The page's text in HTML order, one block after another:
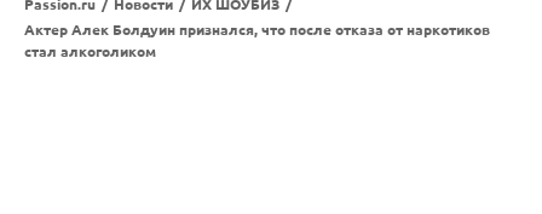
Passion.ru / Новости / ИХ ШОУБИЗ /
Актер Алек Болдуин признался, что после отказа от наркотиков
стал алкоголиком